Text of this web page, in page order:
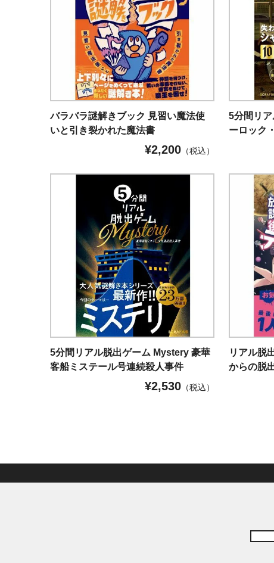
バラバラ謎解きブック 見習い魔法使
いと引き裂かれた魔法書
¥2,200（税込）
5分間リ
ーロック
5分間リアル脱出ゲーム Mystery 豪華
客船ミステール号連続殺人事件
¥2,530（税込）
リアル脱
からの脱